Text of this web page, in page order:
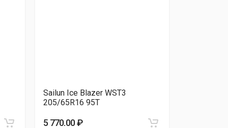
Sailun Ice Blazer WST3
205/65R16 95T
5 770.00 ₽